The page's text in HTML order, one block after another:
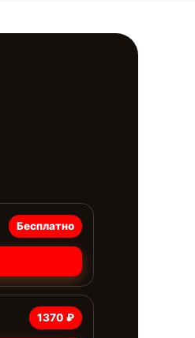
Бесплатно
1370 ₽